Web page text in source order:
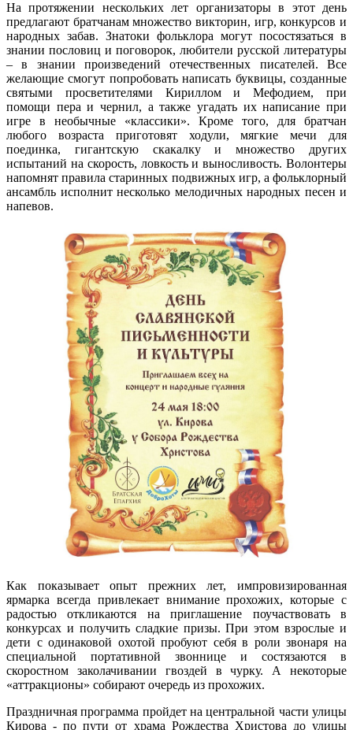
На протяжении нескольких лет организаторы в этот день
предлагают братчанам множество викторин, игр, конкурсов и
народных забав. Знатоки фольклора могут посостязаться в
знании пословиц и поговорок, любители русской литературы
– в знании произведений отечественных писателей. Все
желающие смогут попробовать написать буквицы, созданные
святыми просветителями Кириллом и Мефодием, при
помощи пера и чернил, а также угадать их написание при
игре в необычные «классики». Кроме того, для братчан
любого возраста приготовят ходули, мягкие мечи для
поединка, гигантскую скакалку и множество других
испытаний на скорость, ловкость и выносливость. Волонтеры
напомнят правила старинных подвижных игр, а фольклорный
ансамбль исполнит несколько мелодичных народных песен и
напевов.
Как показывает опыт прежних лет, импровизированная
ярмарка всегда привлекает внимание прохожих, которые с
радостью откликаются на приглашение поучаствовать в
конкурсах и получить сладкие призы. При этом взрослые и
дети с одинаковой охотой пробуют себя в роли звонаря на
специальной портативной звоннице и состязаются в
скоростном заколачивании гвоздей в чурку. А некоторые
«аттракционы» собирают очередь из прохожих.
Праздничная программа пройдет на центральной части улицы
Кирова - по пути от храма Рождества Христова до улицы